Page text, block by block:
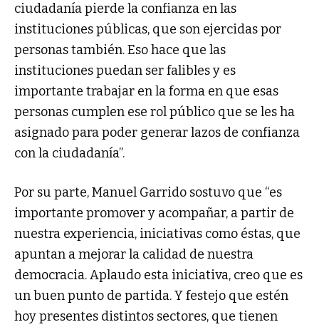
ciudadanía pierde la confianza en las
instituciones públicas, que son ejercidas por
personas también. Eso hace que las
instituciones puedan ser falibles y es
importante trabajar en la forma en que esas
personas cumplen ese rol público que se les ha
asignado para poder generar lazos de confianza
con la ciudadanía”.
Por su parte, Manuel Garrido sostuvo que “es
importante promover y acompañar, a partir de
nuestra experiencia, iniciativas como éstas, que
apuntan a mejorar la calidad de nuestra
democracia. Aplaudo esta iniciativa, creo que es
un buen punto de partida. Y festejo que estén
hoy presentes distintos sectores, que tienen